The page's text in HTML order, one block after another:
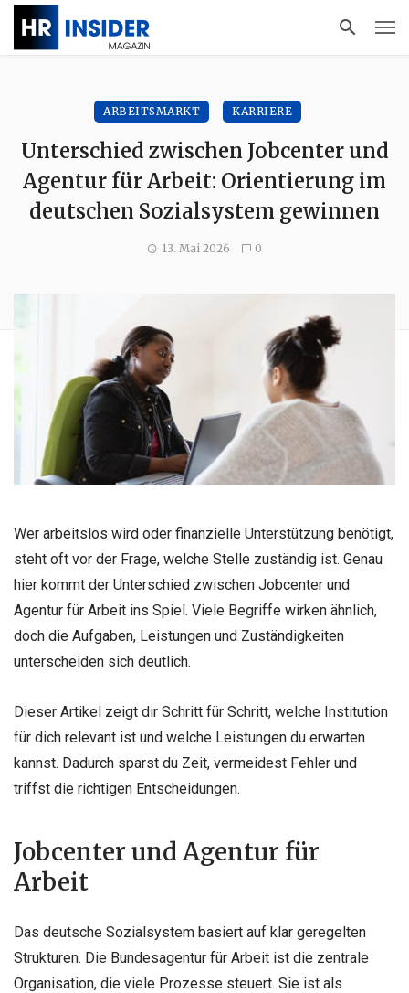
ARBEITSMARKT KARRIERE
Unterschied zwischen Jobcenter und
Agentur für Arbeit: Orientierung im
deutschen Sozialsystem gewinnen
13. Mai 2026 0
Wer arbeitslos wird oder finanzielle Unterstützung benötigt,
steht oft vor der Frage, welche Stelle zuständig ist. Genau
hier kommt der Unterschied zwischen Jobcenter und
Agentur für Arbeit ins Spiel. Viele Begriffe wirken ähnlich,
doch die Aufgaben, Leistungen und Zuständigkeiten
unterscheiden sich deutlich.
Dieser Artikel zeigt dir Schritt für Schritt, welche Institution
für dich relevant ist und welche Leistungen du erwarten
kannst. Dadurch sparst du Zeit, vermeidest Fehler und
triffst die richtigen Entscheidungen.
Jobcenter und Agentur für
Arbeit
Das deutsche Sozialsystem basiert auf klar geregelten
Strukturen. Die Bundesagentur für Arbeit ist die zentrale
Organisation, die viele Prozesse steuert. Sie ist als